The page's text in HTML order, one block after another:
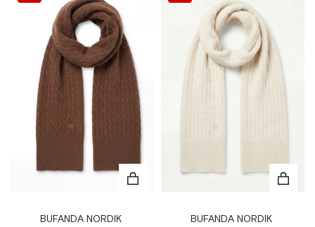
BUFANDA NORDIK
BUFANDA NORDIK